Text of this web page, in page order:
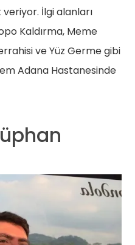
İlgi alanları
Kaldırma, Meme
ve Yüz Germe gibi
Adana Hastanesinde